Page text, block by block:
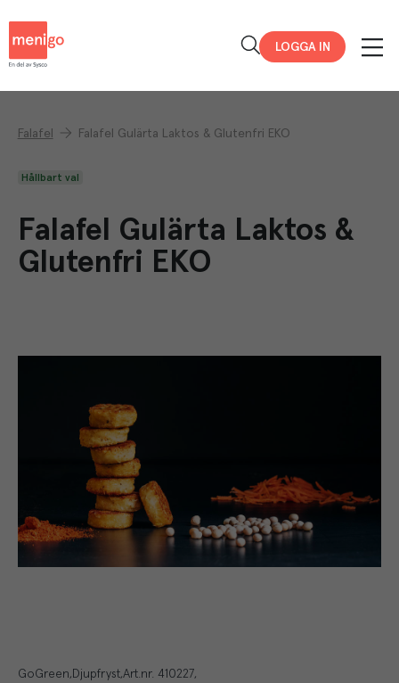
LOGGA IN
Falafel Falafel Gulärta Laktos & Glutenfri EKO
Hållbart val
Falafel Gulärta Laktos &
Glutenfri EKO
GoGreen Djupfryst Art.nr. 410227